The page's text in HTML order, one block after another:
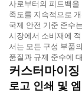
사로부터의 피드백을
족도를 지속적으로
국제 안전 기준 준수
시장에서 소비재에
서는 모든 구성 부품
품질과 규제 준수에
커스터마이
로고 인쇄 및